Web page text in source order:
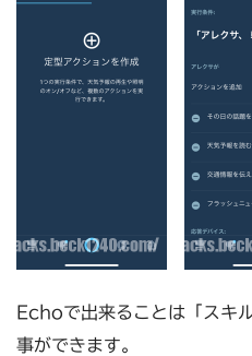
Echoで出来ることは「スキ
事ができます。